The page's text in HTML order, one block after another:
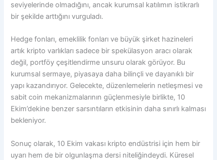
seviyelerinde olmadığını, ancak kurumsal katılımın istikrarlı
bir şekilde arttığını vurguladı.
Hedge fonları, emeklilik fonları ve büyük şirket hazineleri
artık kripto varlıkları sadece bir spekülasyon aracı olarak
değil, portföy çeşitlendirme unsuru olarak görüyor. Bu
kurumsal sermaye, piyasaya daha bilinçli ve dayanıklı bir
yapı kazandırıyor. Gelecekte, düzenlemelerin netleşmesi ve
sabit coin mekanizmalarının güçlenmesiyle birlikte, 10
Ekim’dekine benzer sarsıntıların etkisinin daha sınırlı kalması
bekleniyor.
Sonuç olarak, 10 Ekim vakası kripto endüstrisi için hem bir
uyarı hem de bir olgunlaşma dersi niteliğindeydi. Küresel